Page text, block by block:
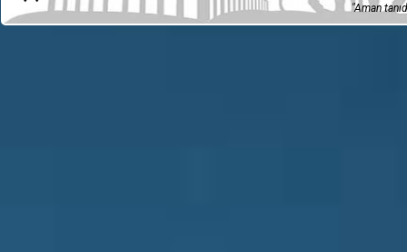
"Aman